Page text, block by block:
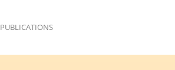
PUBLICATIONS